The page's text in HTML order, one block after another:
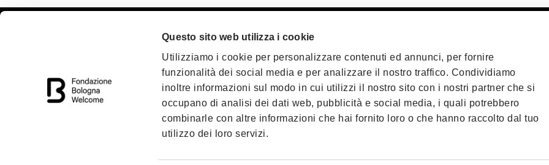
Questo sito web utilizza i cookie
Utilizziamo i cookie per personalizzare contenuti ed annunci, per fornire
funzionalità dei social media e per analizzare il nostro traffico. Condividiamo
inoltre informazioni sul modo in cui utilizzi il nostro sito con i nostri partner che si
occupano di analisi dei dati web, pubblicità e social media, i quali potrebbero
combinarle con altre informazioni che hai fornito loro o che hanno raccolto dal tuo
utilizzo dei loro servizi.
Organi
Contatti
Soci fondatori
Area riservata
Cookie policy
PEC: